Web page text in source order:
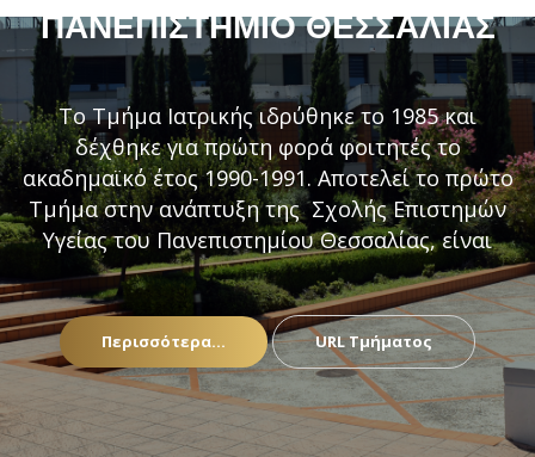
ΠΑΝΕΠΙΣΤΉΜΙΟ ΘΕΣΣΑΛΊΑΣ
Το Τμήμα Ιατρικής ιδρύθηκε το 1985 και
δέχθηκε για πρώτη φορά φοιτητές το
ακαδημαϊκό έτος 1990-1991. Αποτελεί το πρώτο
Τμήμα στην ανάπτυξη της Σχολής Επιστημών
Υγείας του Πανεπιστημίου Θεσσαλίας, είναι
Περισσότερα... URL Τμήματος